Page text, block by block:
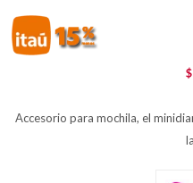
$
Accesorio para mochila, el